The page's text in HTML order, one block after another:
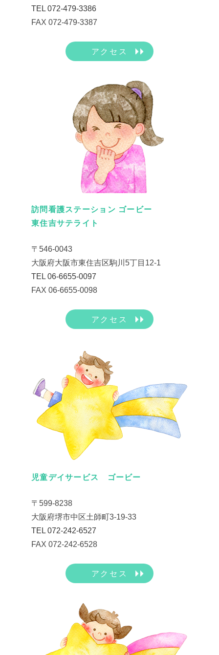
TEL 072-479-3386
FAX 072-479-3387
アクセス
訪問看護ステーション ゴービー
東住吉サテライト
〒546-0043
大阪府大阪市東住吉区駒川5丁目12-1
TEL 06-6655-0097
FAX 06-6655-0098
アクセス
児童デイサービス ゴービー
〒599-8238
大阪府堺市中区土師町3-19-33
TEL 072-242-6527
FAX 072-242-6528
アクセス